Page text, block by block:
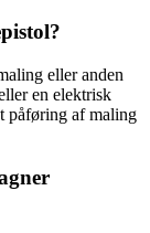
eller anden
en elektrisk
påføring af maling